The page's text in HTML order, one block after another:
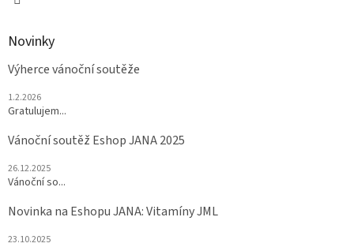
Novinky
Výherce vánoční soutěže
1.2.2026
Gratulujem...
Vánoční soutěž Eshop JANA 2025
26.12.2025
Vánoční so...
Novinka na Eshopu JANA: Vitamíny JML
23.10.2025